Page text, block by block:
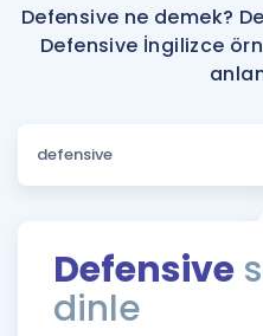
ÜYE
Faydalı Araçlar
Sözlük
Rehberlik Aracı
ÖSYM Sınav Takvimi
Hakkımızda
Defensive ne demek?
Defensive İngilizce
Defensive
dinle